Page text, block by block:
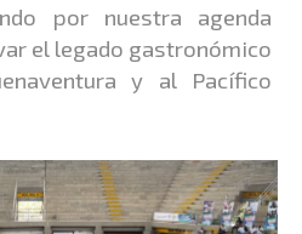
por nuestra agenda
el legado gastronómico
y al Pacífico